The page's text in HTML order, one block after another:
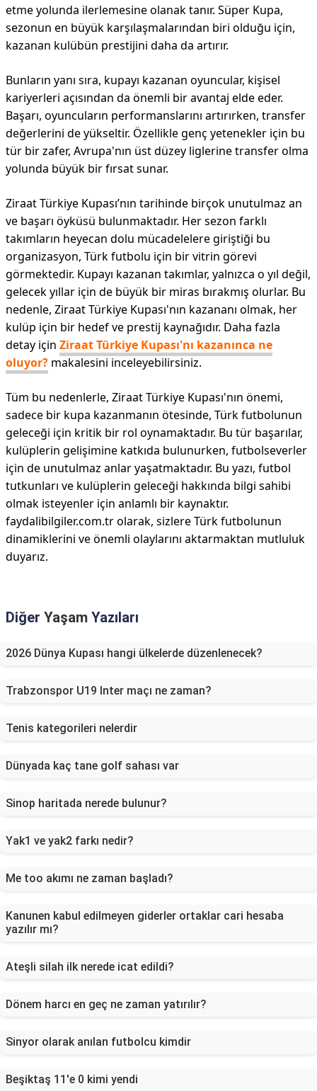
etme yolunda ilerlemesine olanak tanır. Süper Kupa,
sezonun en büyük karşılaşmalarından biri olduğu için,
kazanan kulübün prestijini daha da artırır.
Bunların yanı sıra, kupayı kazanan oyuncular, kişisel
kariyerleri açısından da önemli bir avantaj elde eder.
Başarı, oyuncuların performanslarını artırırken, transfer
değerlerini de yükseltir. Özellikle genç yetenekler için bu
tür bir zafer, Avrupa'nın üst düzey liglerine transfer olma
yolunda büyük bir fırsat sunar.
Ziraat Türkiye Kupası’nın tarihinde birçok unutulmaz an
ve başarı öyküsü bulunmaktadır. Her sezon farklı
takımların heyecan dolu mücadelelere giriştiği bu
organizasyon, Türk futbolu için bir vitrin görevi
görmektedir. Kupayı kazanan takımlar, yalnızca o yıl değil,
gelecek yıllar için de büyük bir miras bırakmış olurlar. Bu
nedenle, Ziraat Türkiye Kupası'nın kazananı olmak, her
kulüp için bir hedef ve prestij kaynağıdır. Daha fazla
detay için Ziraat Türkiye Kupası'nı kazanınca ne
oluyor? makalesini inceleyebilirsiniz.
Tüm bu nedenlerle, Ziraat Türkiye Kupası'nın önemi,
sadece bir kupa kazanmanın ötesinde, Türk futbolunun
geleceği için kritik bir rol oynamaktadır. Bu tür başarılar,
kulüplerin gelişimine katkıda bulunurken, futbolseverler
için de unutulmaz anlar yaşatmaktadır. Bu yazı, futbol
tutkunları ve kulüplerin geleceği hakkında bilgi sahibi
olmak isteyenler için anlamlı bir kaynaktır.
faydalibilgiler.com.tr olarak, sizlere Türk futbolunun
dinamiklerini ve önemli olaylarını aktarmaktan mutluluk
duyarız.
Diğer Yaşam Yazıları
2026 Dünya Kupası hangi ülkelerde düzenlenecek?
Trabzonspor U19 Inter maçı ne zaman?
Tenis kategorileri nelerdir
Dünyada kaç tane golf sahası var
Sinop haritada nerede bulunur?
Yak1 ve yak2 farkı nedir?
Me too akımı ne zaman başladı?
Kanunen kabul edilmeyen giderler ortaklar cari hesaba
yazılır mı?
Ateşli silah ilk nerede icat edildi?
Dönem harcı en geç ne zaman yatırılır?
Sinyor olarak anılan futbolcu kimdir
Beşiktaş 11'e 0 kimi yendi